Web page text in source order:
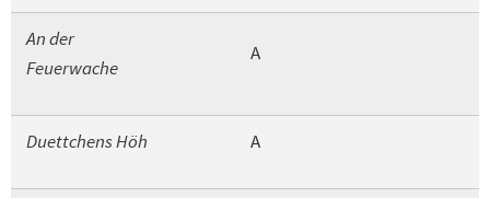
An der
Feuerwache
A
Duettchens Höh A